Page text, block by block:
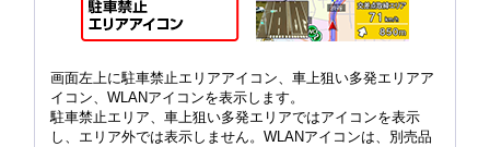
画面左上に駐車禁止エリアアイコン、車上狙い多発エリアア
イコン、WLANアイコンを表示します。
駐車禁止エリア、車上狙い多発エリアではアイコンを表示
し、エリア外では表示しません。WLANアイコンは、別売品